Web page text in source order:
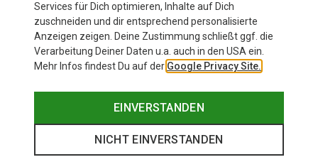
Services für Dich optimieren, Inhalte auf Dich
zuschneiden und dir entsprechend personalisierte
Anzeigen zeigen. Deine Zustimmung schließt ggf. die
Verarbeitung Deiner Daten u.a. auch in den USA ein.
Mehr Infos findest Du auf der Google Privacy Site.
EINVERSTANDEN
NICHT EINVERSTANDEN